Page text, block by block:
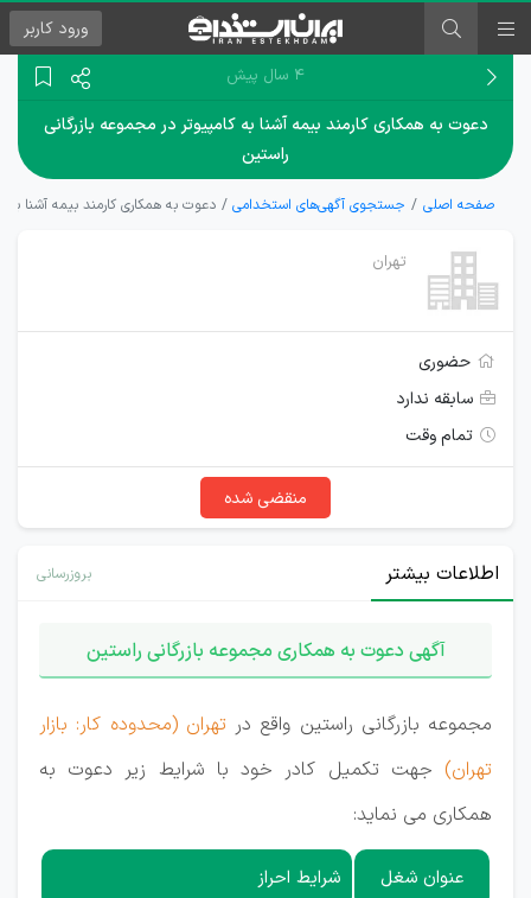
ورود کاربر
۴ سال پیش
دعوت به همکاری کارمند بیمه آشنا به کامپیوتر در مجموعه بازرگانی
راستین
صفحه اصلی جستجوی آگهی‌های استخدامی دعوت به همکاری کارمند بیمه آشنا به
تهران
حضوری
سابقه ندارد
تمام وقت
منقضی شده
اطلاعات بیشتر بروزرسانی
آگهی دعوت به همکاری مجموعه بازرگانی راستین
مجموعه بازرگانی راستین واقع در تهران (محدوده کار: بازار
تهران) جهت تکمیل کادر خود با شرایط زیر دعوت به
همکاری می نماید:
عنوان شغل شرایط احراز